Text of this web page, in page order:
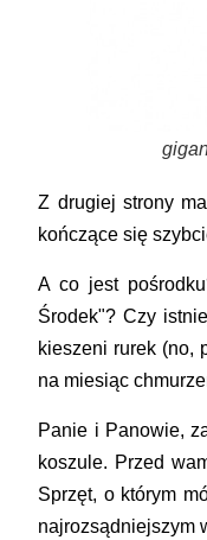
Z drugiej strony
kończące się
A co jest
Środek"? Czy
kieszeni rurek (no,
na miesiąc
Panie i Panowie,
koszule. Przed
Sprzęt, o którym
najrozsądniejszym